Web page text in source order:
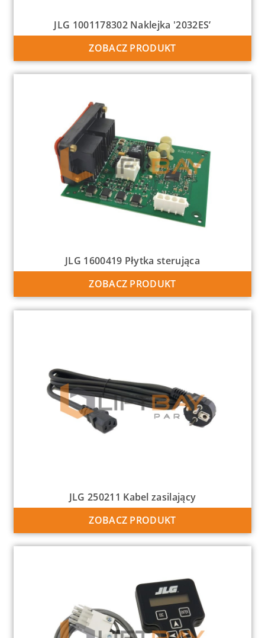
JLG 1001178302 Naklejka '2032ES’
ZOBACZ PRODUKT
JLG 1600419 Płytka sterująca
ZOBACZ PRODUKT
JLG 250211 Kabel zasilający
ZOBACZ PRODUKT